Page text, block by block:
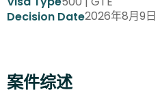
Decision Date2026年8月9日
案件综述